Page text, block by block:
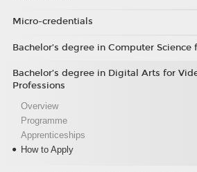
Micro-credentials
Bachelor’s degree in Computer Science
Bachelor’s degree in Digital Arts for
Professions
Overview
Programme
Apprenticeships
How to Apply